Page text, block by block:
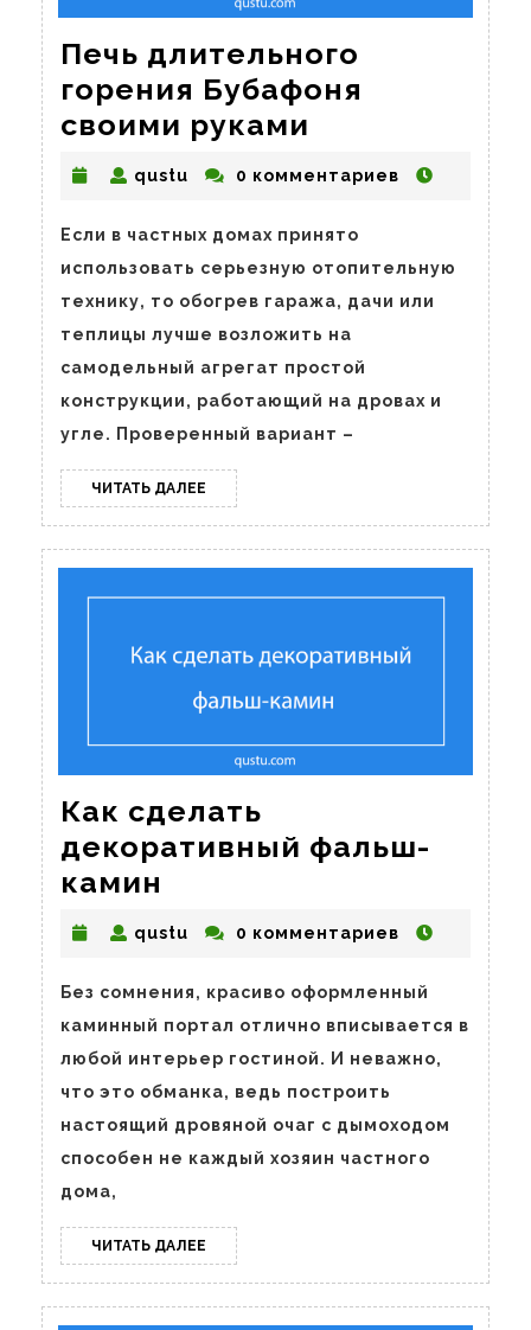
Печь длительного
горения Бубафоня
своими руками
длительного
горения
Бубафоня
своими
руками
qustu qustu0 комментариев
Если в частных домах принято
использовать серьезную отопительную
технику, то обогрев гаража, дачи или
теплицы лучше возложить на
самодельный агрегат простой
конструкции, работающий на дровах и
угле. Проверенный вариант –
ЧИТАТЬ ДАЛЕЕ ЧИТАТЬ
ДАЛЕЕ
Как сделать
декоративный фальш-
камин
сделать
декоративный
фальш-
камин
qustu qustu0 комментариев
Без сомнения, красиво оформленный
каминный портал отлично вписывается в
любой интерьер гостиной. И неважно,
что это обманка, ведь построить
настоящий дровяной очаг с дымоходом
способен не каждый хозяин частного
дома,
ЧИТАТЬ ДАЛЕЕ ЧИТАТЬ
ДАЛЕЕ